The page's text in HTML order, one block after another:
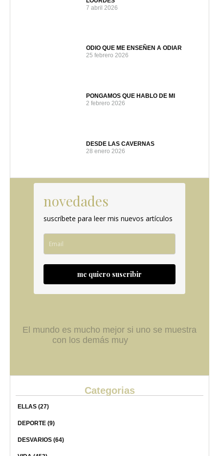
7 abril 2026
ODIO QUE ME ENSEÑEN A ODIAR
25 febrero 2026
PONGAMOS QUE HABLO DE MI
2 febrero 2026
DESDE LAS CAVERNAS
28 enero 2026
novedades
suscríbete para leer mis nuevos artículos
me quiero suscribir
El mundo es mucho mejor si uno se muestra
con los demás muy
Categorias
ELLAS (27)
DEPORTE (9)
DESVARIOS (64)